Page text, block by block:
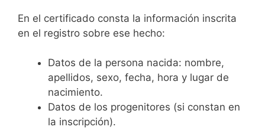
En el certificado consta la información inscrita
en el registro sobre ese hecho:
Datos de la persona nacida: nombre,
apellidos, sexo, fecha, hora y lugar de
nacimiento.
Datos de los progenitores (si constan en
la inscripción).